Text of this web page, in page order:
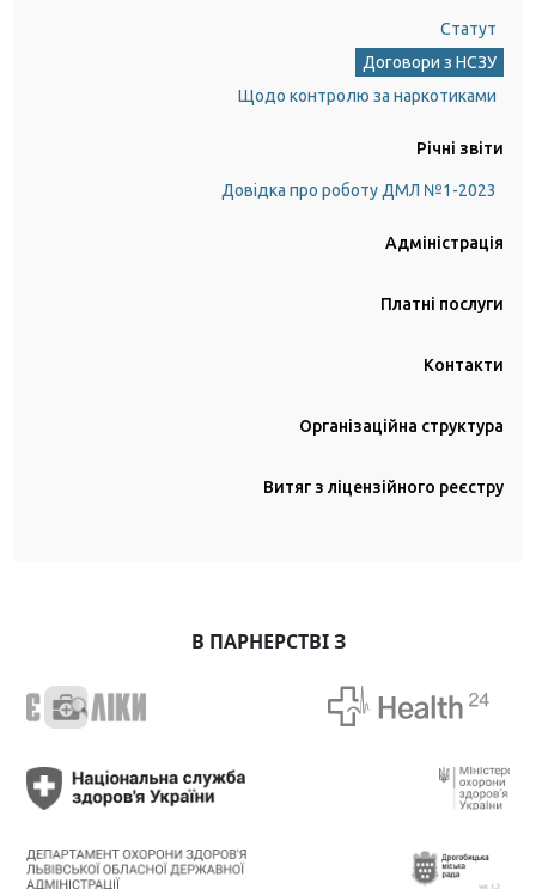
Статут
Договори з НСЗУ
Щодо контролю за наркотиками
Річні звіти
Довідка про роботу ДМЛ №1-2023
Адміністрація
Платні послуги
Контакти
Організаційна структура
Витяг з ліцензійного реєстру
В ПАРНЕРСТВІ З